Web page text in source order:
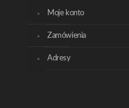
Moje konto
Zamówienia
Adresy